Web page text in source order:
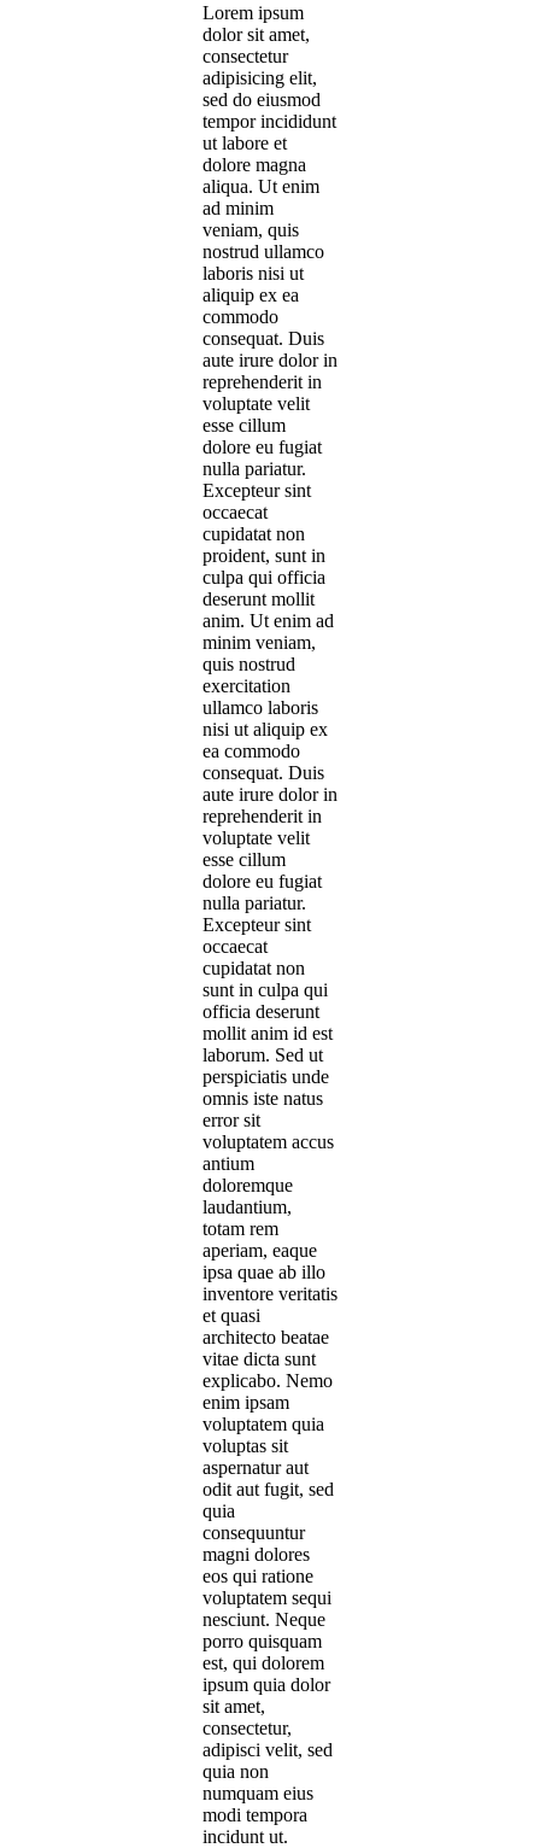
Lorem ipsum
dolor sit amet,
consectetur
adipisicing elit,
sed do eiusmod
tempor incididunt
ut labore et
dolore magna
aliqua. Ut enim
ad minim
veniam, quis
nostrud ullamco
laboris nisi ut
aliquip ex ea
commodo
consequat. Duis
aute irure dolor in
reprehenderit in
voluptate velit
esse cillum
dolore eu fugiat
nulla pariatur.
Excepteur sint
occaecat
cupidatat non
proident, sunt in
culpa qui officia
deserunt mollit
anim. Ut enim ad
minim veniam,
quis nostrud
exercitation
ullamco laboris
nisi ut aliquip ex
ea commodo
consequat. Duis
aute irure dolor in
reprehenderit in
voluptate velit
esse cillum
dolore eu fugiat
nulla pariatur.
Excepteur sint
occaecat
cupidatat non
sunt in culpa qui
officia deserunt
mollit anim id est
laborum. Sed ut
perspiciatis unde
omnis iste natus
error sit
voluptatem accus
antium
doloremque
laudantium,
totam rem
aperiam, eaque
ipsa quae ab illo
inventore veritatis
et quasi
architecto beatae
vitae dicta sunt
explicabo. Nemo
enim ipsam
voluptatem quia
voluptas sit
aspernatur aut
odit aut fugit, sed
quia
consequuntur
magni dolores
eos qui ratione
voluptatem sequi
nesciunt. Neque
porro quisquam
est, qui dolorem
ipsum quia dolor
sit amet,
consectetur,
adipisci velit, sed
quia non
numquam eius
modi tempora
incidunt ut.